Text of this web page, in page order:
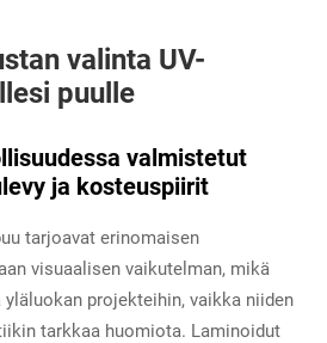
valinta UV-
puulle
valmistetut
ja kosteuspiirit
tarjoavat erinomaisen
visuaalisen vaikutelman, mikä
projekteihin, vaikka niiden
tarkkaa huomiota. Laminoidut